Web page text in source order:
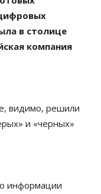
в столице
компания
видимо, решили
и «черных»
информации